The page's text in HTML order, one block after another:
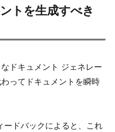
トを生成すべき
ドキュメント ジェネレー
ってドキュメントを瞬時
ードバックによると、これ